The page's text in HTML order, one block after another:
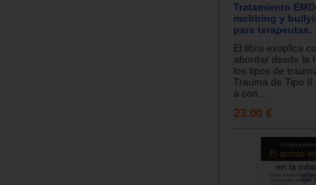
Tratamiento
mobbing y
para terapeutas.
El libro exoplica
abordar desde la
los tipos de
Trauma de Tipo
a con...
23.00 €